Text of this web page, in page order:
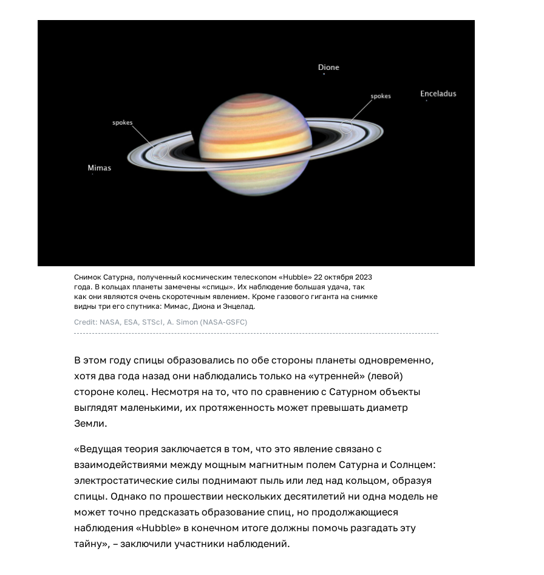
Снимок Сатурна, полученный космическим телескопом «Hubble» 22 октября 2023
года. В кольцах планеты замечены «спицы». Их наблюдение большая удача, так
как они являются очень скоротечным явлением. Кроме газового гиганта на снимке
видны три его спутника: Мимас, Диона и Энцелад.
Credit: NASA, ESA, STScI, A. Simon (NASA-GSFC)
В этом году спицы образовались по обе стороны планеты одновременно,
хотя два года назад они наблюдались только на «утренней» (левой)
стороне колец. Несмотря на то, что по сравнению с Сатурном объекты
выглядят маленькими, их протяженность может превышать диаметр
Земли.
«Ведущая теория заключается в том, что это явление связано с
взаимодействиями между мощным магнитным полем Сатурна и Солнцем:
электростатические силы поднимают пыль или лед над кольцом, образуя
спицы. Однако по прошествии нескольких десятилетий ни одна модель не
может точно предсказать образование спиц, но продолжающиеся
наблюдения «Hubble» в конечном итоге должны помочь разгадать эту
тайну», – заключили участники наблюдений.